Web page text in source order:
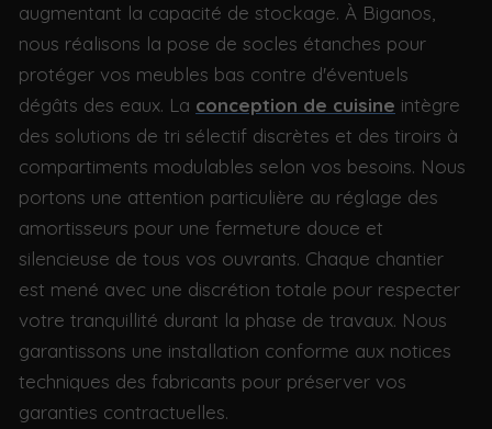
augmentant la capacité de stockage. À Biganos,
nous réalisons la pose de socles étanches pour
protéger vos meubles bas contre d'éventuels
dégâts des eaux. La conception de cuisine intègre
des solutions de tri sélectif discrètes et des tiroirs à
compartiments modulables selon vos besoins. Nous
portons une attention particulière au réglage des
amortisseurs pour une fermeture douce et
silencieuse de tous vos ouvrants. Chaque chantier
est mené avec une discrétion totale pour respecter
votre tranquillité durant la phase de travaux. Nous
garantissons une installation conforme aux notices
techniques des fabricants pour préserver vos
garanties contractuelles.